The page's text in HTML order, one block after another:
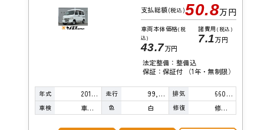
支払総額(税込)50.8万円
車両本体価格(税
込)
43.7万円
諸費用 (税込)
7.1万円
法定整備：整備込
保証：保証付 （1年・無制限）
年式 2016年 走行 99,000km 排気 660cc
車検 車検整備付 色 白 修復 修復歴無し